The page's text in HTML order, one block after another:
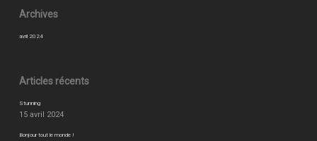
Archives
avril 2024
Articles récents
Stunning
15 avril 2024
Bonjour tout le monde !